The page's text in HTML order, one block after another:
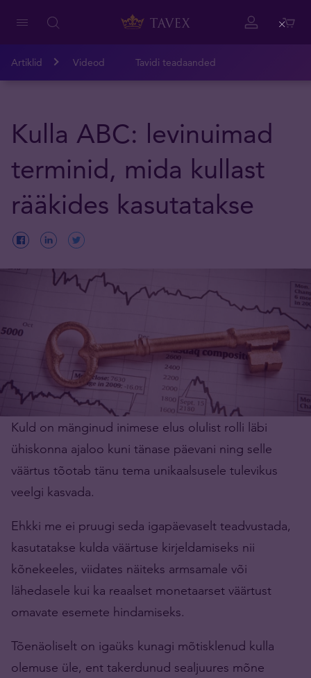
Artiklid Videod Tavidi teadaanded
Kulla ABC: levinuimad
terminid, mida kullast
rääkides kasutatakse
Kuld on mänginud inimese elus olulist rolli läbi
ühiskonna ajaloo kuni tänase päevani ning selle
väärtus tõotab tänu tema unikaalsusele tulevikus
veelgi kasvada.
Ehkki me ei pruugi seda igapäevaselt teadvustada,
kasutatakse kulda väärtuse kirjeldamiseks nii
kõnekeeles, viidates näiteks armsamale või
lähedasele kui ka reaalset monetaarset väärtust
omavate esemete hindamiseks.
Tõenäoliselt on igaüks kunagi mõtisklenud kulla
olemuse üle, ent takerdunud sealjuures mõne
Close